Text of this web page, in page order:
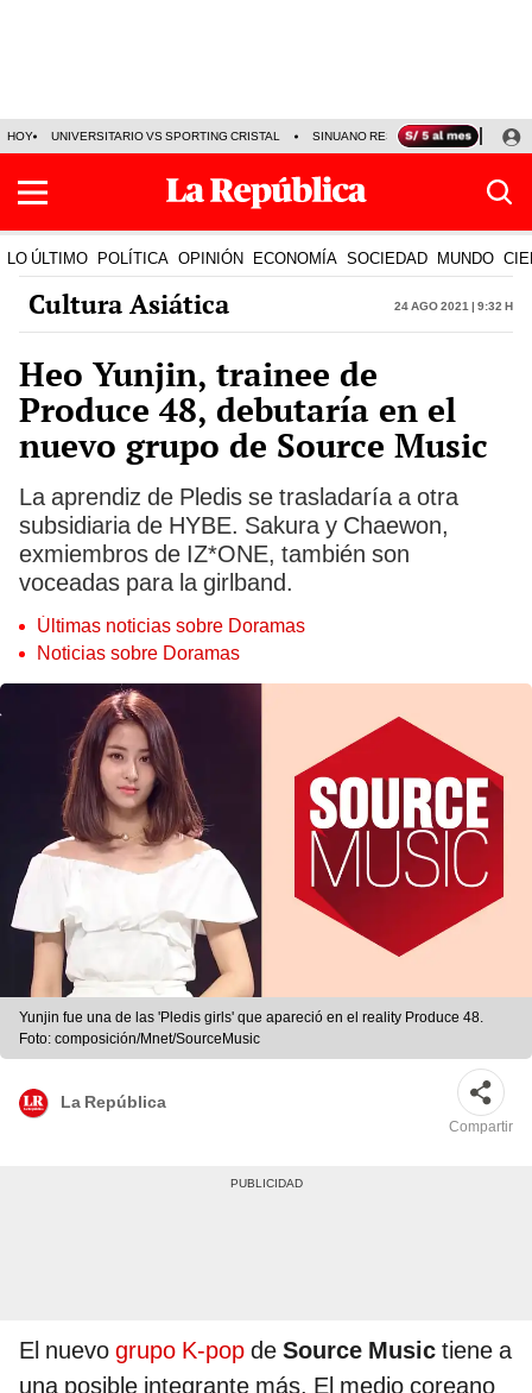
HOY UNIVERSITARIO VS SPORTING CRISTAL SINUANO RESULTADOS HOY
LO ÚLTIMO POLÍTICA OPINIÓN ECONOMÍA SOCIEDAD MUNDO
Cultura Asiática 24 Ago 2021 | 9:32 h
Heo Yunjin, trainee de
Produce 48, debutaría en el
nuevo grupo de Source Music
La aprendiz de Pledis se trasladaría a otra
subsidiaria de HYBE. Sakura y Chaewon,
exmiembros de IZ*ONE, también son
voceadas para la girlband.
Últimas noticias sobre Doramas
Noticias sobre Doramas
Yunjin fue una de las 'Pledis girls' que apareció en el reality Produce 48.
Foto: composición/Mnet/SourceMusic
La República
Compartir
El nuevo grupo K-pop de Source Music tiene a
una posible integrante más. El medio coreano